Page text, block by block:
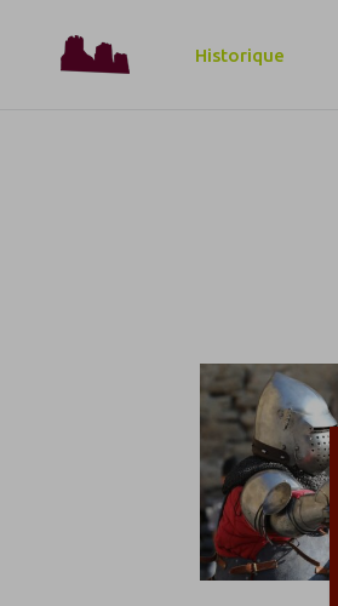
Historique